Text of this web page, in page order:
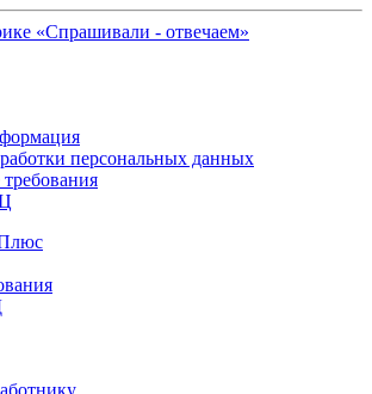
«Спрашивали - отвечаем»
персональных данных